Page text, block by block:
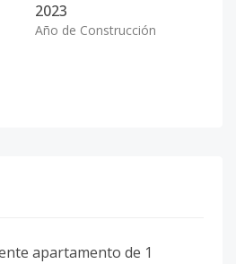
2023
Año de Construcción
apartamento de 1